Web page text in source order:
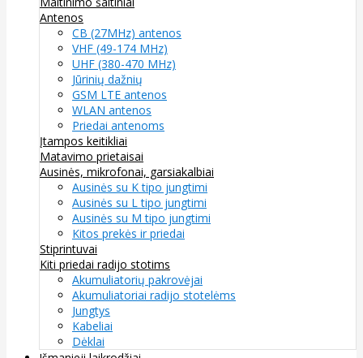
Antenos
CB (27MHz) antenos
VHF (49-174 MHz)
UHF (380-470 MHz)
Jūrinių dažnių
GSM LTE antenos
WLAN antenos
Priedai antenoms
Įtampos keitikliai
Matavimo prietaisai
Ausinės, mikrofonai, garsiakalbiai
Ausinės su K tipo jungtimi
Ausinės su L tipo jungtimi
Ausinės su M tipo jungtimi
Kitos prekės ir priedai
Stiprintuvai
Kiti priedai radijo stotims
Akumuliatorių pakrovėjai
Akumuliatoriai radijo stotelėms
Jungtys
Kabeliai
Dėklai